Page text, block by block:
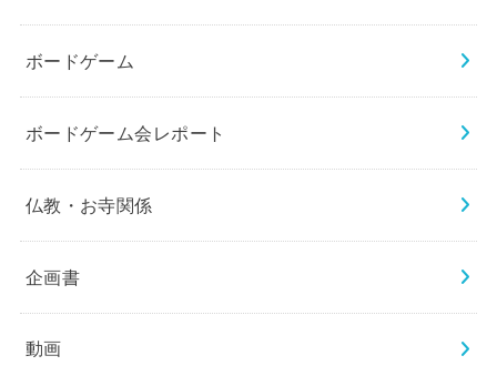
ボードゲーム
ボードゲーム会レポート
仏教・お寺関係
企画書
動画